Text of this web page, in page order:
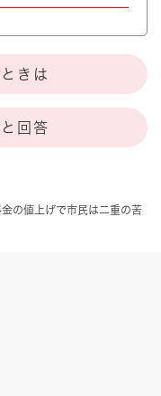
の値上げで市民は二重の苦
きは
回答